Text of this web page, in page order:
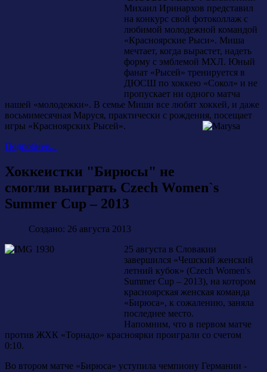
Михаил Иринархов представил
на конкурс свой фотоколлаж с
любимой молодежной командой
«Красноярские Рыси». Миша
мечтает, когда вырастет, надеть
форму с эмблемой МХЛ. Юный
фанат «Рысей» тренируется в
ДЮСШ по хоккею «Сокол» и не
пропускает ни одного матча
нашей «молодежки». В семье Миши все любят хоккей, и даже
восьмимесячная Маруся, практически с рождения, посещает
игры «Красноярских Рысей».
Подробнее...
Хоккеистки "Бирюсы" не
смогли выиграть Czech Women`s
Summer Cup – 2013
Создано: 26 августа 2013
25 августа в Словакии
завершился «Чешский женский
летний кубок» (Czech Women's
Summer Cup – 2013), на котором
красноярская женская команда
«Бирюса», к сожалению, заняла
последнее место.
Напомним, что в первом матче
против ЖХК «Торнадо» красноярки проиграли со счетом
0:10.
Во втором матче «Бирюса» уступила чемпиону Германии -